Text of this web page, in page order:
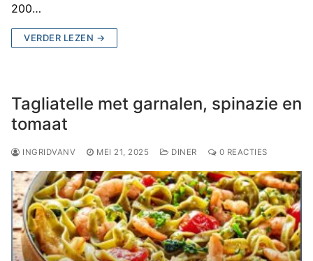
200…
VERDER LEZEN →
Tagliatelle met garnalen, spinazie en
tomaat
INGRIDVANV MEI 21, 2025 DINER 0 REACTIES